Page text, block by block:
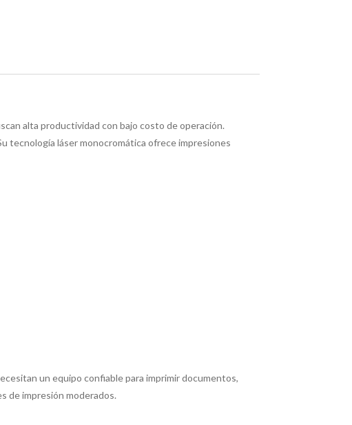
alta productividad con bajo costo de operación.
tecnología láser monocromática ofrece impresiones
un equipo confiable para imprimir documentos,
de impresión moderados.